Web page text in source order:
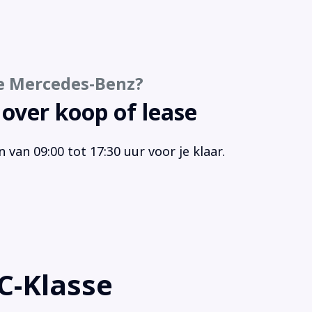
snelheidsafhankelijk
herkenning
voor
Benz?
koop of lease
van 09:00 tot 17:30 uur voor je klaar.
Klasse